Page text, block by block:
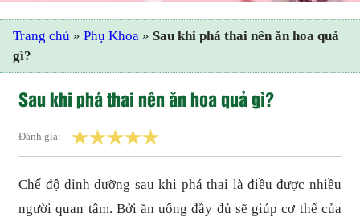
Trang chủ »Phụ Khoa » Sau khi phá thai nên ăn hoa quả
gì?
Sau khi phá thai nên ăn hoa quả gì?
Đánh giá:
Chế độ dinh dưỡng sau khi phá thai là điều được nhiều
người quan tâm. Bởi ăn uống đầy đủ sẽ giúp cơ thể của